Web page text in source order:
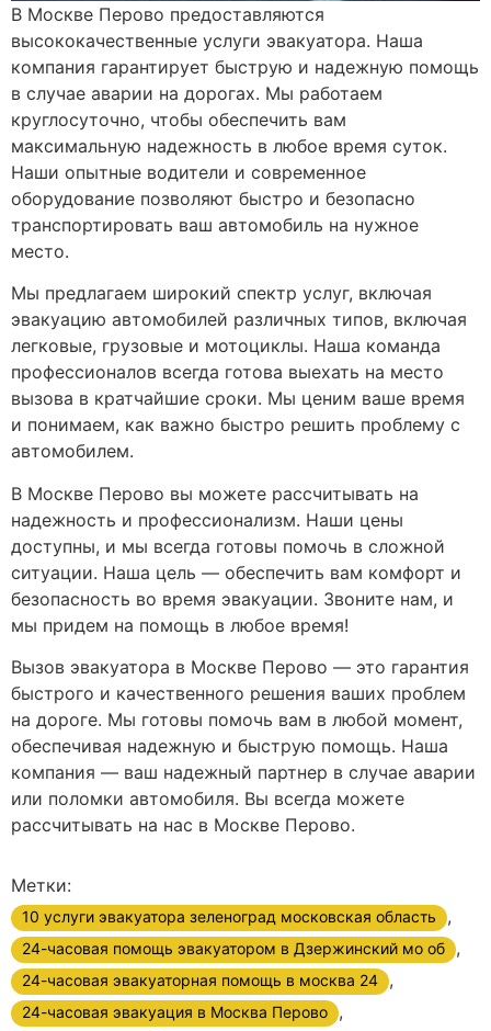
В Москве Перово предоставляются
высококачественные услуги эвакуатора. Наша
компания гарантирует быструю и надежную помощь
в случае аварии на дорогах. Мы работаем
круглосуточно, чтобы обеспечить вам
максимальную надежность в любое время суток.
Наши опытные водители и современное
оборудование позволяют быстро и безопасно
транспортировать ваш автомобиль на нужное
место.
Мы предлагаем широкий спектр услуг, включая
эвакуацию автомобилей различных типов, включая
легковые, грузовые и мотоциклы. Наша команда
профессионалов всегда готова выехать на место
вызова в кратчайшие сроки. Мы ценим ваше время
и понимаем, как важно быстро решить проблему с
автомобилем.
В Москве Перово вы можете рассчитывать на
надежность и профессионализм. Наши цены
доступны, и мы всегда готовы помочь в сложной
ситуации. Наша цель — обеспечить вам комфорт и
безопасность во время эвакуации. Звоните нам, и
мы придем на помощь в любое время!
Вызов эвакуатора в Москве Перово — это гарантия
быстрого и качественного решения ваших проблем
на дороге. Мы готовы помочь вам в любой момент,
обеспечивая надежную и быструю помощь. Наша
компания — ваш надежный партнер в случае аварии
или поломки автомобиля. Вы всегда можете
рассчитывать на нас в Москве Перово.
Метки:
10 услуги эвакуатора зеленоград московская область ,
24-часовая помощь эвакуатором в Дзержинский мо об ,
24-часовая эвакуаторная помощь в москва 24 ,
24-часовая эвакуация в Москва Перово ,